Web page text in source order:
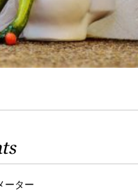
ーター